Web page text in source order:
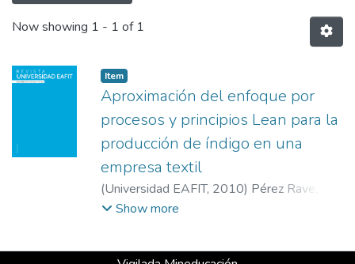
Now showing 1 - 1 of 1
Item
Aproximación del enfoque por
procesos y principios Lean para la
producción de índigo en una
empresa textil
(Universidad EAFIT, 2010) Pérez Rave,
Jorge lván;Benavides Torres, Milton Ignacio
Show more